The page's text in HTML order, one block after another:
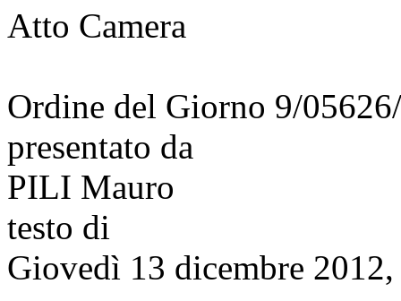
Atto Camera
Ordine del Giorno 9/
presentato da
PILI Mauro
testo di
Giovedì 13 dicembre 2012,